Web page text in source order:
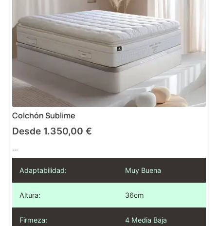
Colchón Sublime
Desde 1.350,00 €
...
Adaptabilidad: Muy Buena
Altura: 36cm
Firmeza: 4 Media Baja